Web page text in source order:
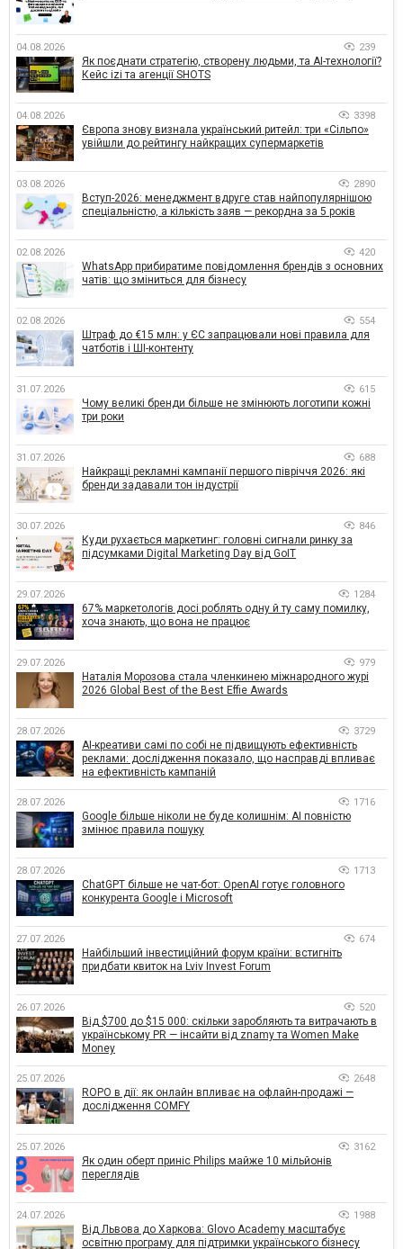
04.08.2026 239
Як поєднати стратегію, створену людьми, та AI-технології?
Кейс izi та агенції SHOTS
04.08.2026 3398
Європа знову визнала український ритейл: три «Сільпо»
увійшли до рейтингу найкращих супермаркетів
03.08.2026 2890
Вступ-2026: менеджмент вдруге став найпопулярнішою
спеціальністю, а кількість заяв — рекордна за 5 років
02.08.2026 420
WhatsApp прибиратиме повідомлення брендів з основних
чатів: що зміниться для бізнесу
02.08.2026 554
Штраф до €15 млн: у ЄС запрацювали нові правила для
чатботів і ШІ-контенту
31.07.2026 615
Чому великі бренди більше не змінюють логотипи кожні
три роки
31.07.2026 688
Найкращі рекламні кампанії першого півріччя 2026: які
бренди задавали тон індустрії
30.07.2026 846
Куди рухається маркетинг: головні сигнали ринку за
підсумками Digital Marketing Day від GoIT
29.07.2026 1284
67% маркетологів досі роблять одну й ту саму помилку,
хоча знають, що вона не працює
29.07.2026 979
Наталія Морозова стала членкинею міжнародного журі
2026 Global Best of the Best Effie Awards
28.07.2026 3729
AI-креативи самі по собі не підвищують ефективність
реклами: дослідження показало, що насправді впливає
на ефективність кампаній
28.07.2026 1716
Google більше ніколи не буде колишнім: AI повністю
змінює правила пошуку
28.07.2026 1713
ChatGPT більше не чат-бот: OpenAI готує головного
конкурента Google і Microsoft
27.07.2026 674
Найбільший інвестиційний форум країни: встигніть
придбати квиток на Lviv Invest Forum
26.07.2026 520
Від $700 до $15 000: скільки заробляють та витрачають в
українському PR — інсайти від znamy та Women Make
Money
25.07.2026 2648
ROPO в дії: як онлайн впливає на офлайн-продажі —
дослідження COMFY
25.07.2026 3162
Як один оберт приніс Philips майже 10 мільйонів
переглядів
24.07.2026 1988
Від Львова до Харкова: Glovo Academy масштабує
освітню програму для підтримки українського бізнесу